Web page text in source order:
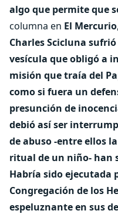
algo que permite que
columna en El Mercurio
Charles Scicluna
vesícula que obligó a
misión que traía del
como si fuera un
presunción de
debió así ser
de abuso -entre ellos
ritual de un niño- han
Habría sido ejecutada
Congregación de los
espeluznante en sus